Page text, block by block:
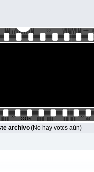
archivo (No hay votos aún)